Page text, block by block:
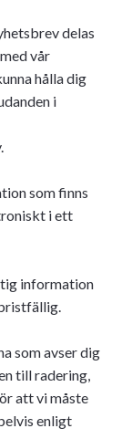
delas
vår
hålla dig
i
som finns
i ett
information
som avser dig
till radering,
att vi måste
enligt